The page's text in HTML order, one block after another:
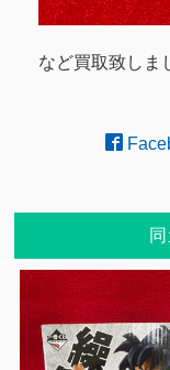
など買取致しま